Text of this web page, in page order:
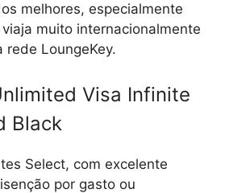
melhores, especialmente
muito internacionalmente
rede LoungeKey.
Visa Infinite
Black
Select, com excelente
por gasto ou